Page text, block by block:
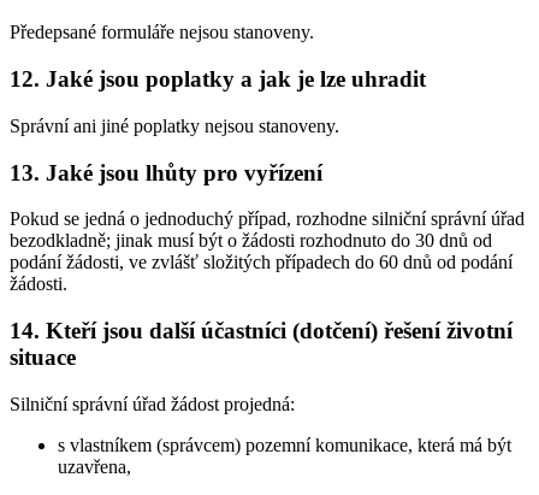
Předepsané formuláře nejsou stanoveny.
12. Jaké jsou poplatky a jak je lze uhradit
Správní ani jiné poplatky nejsou stanoveny.
13. Jaké jsou lhůty pro vyřízení
Pokud se jedná o jednoduchý případ, rozhodne silniční správní úřad
bezodkladně; jinak musí být o žádosti rozhodnuto do 30 dnů od
podání žádosti, ve zvlášť složitých případech do 60 dnů od podání
žádosti.
14. Kteří jsou další účastníci (dotčení) řešení životní
situace
Silniční správní úřad žádost projedná:
s vlastníkem (správcem) pozemní komunikace, která má být
uzavřena,